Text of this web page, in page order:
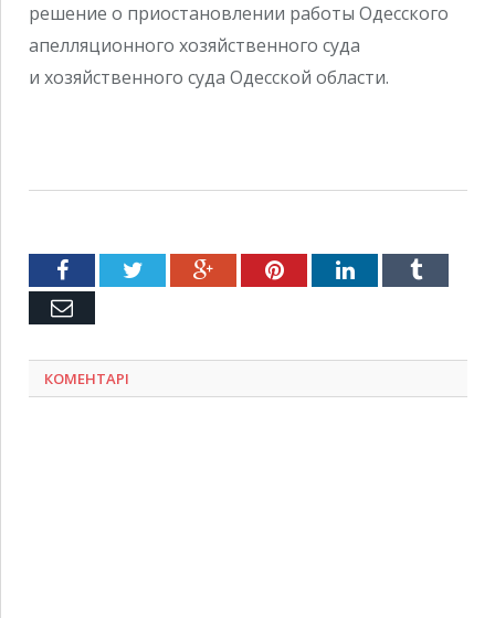
решение о приостановлении работы Одесского
апелляционного хозяйственного суда
и хозяйственного суда Одесской области.
FacebookTwitter Google+PinterestLinkedInTumblr
Емейл
КОМЕНТАРІ